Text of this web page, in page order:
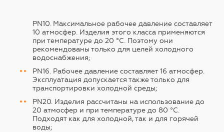
PN10. Максимальное рабочее давление составляет
10 атмосфер. Изделия этого класса применяются
при температуре до 20 °C. Поэтому они
рекомендованы только для целей холодного
водоснабжения;
PN16. Рабочее давление составляет 16 атмосфер.
Эксплуатация допускается также только для
транспортировки холодной среды;
PN20. Изделия рассчитаны на использование до
20 атмосфер и при температуре до 80 °C.
Подходят как для холодной, так и для горячей
воды;